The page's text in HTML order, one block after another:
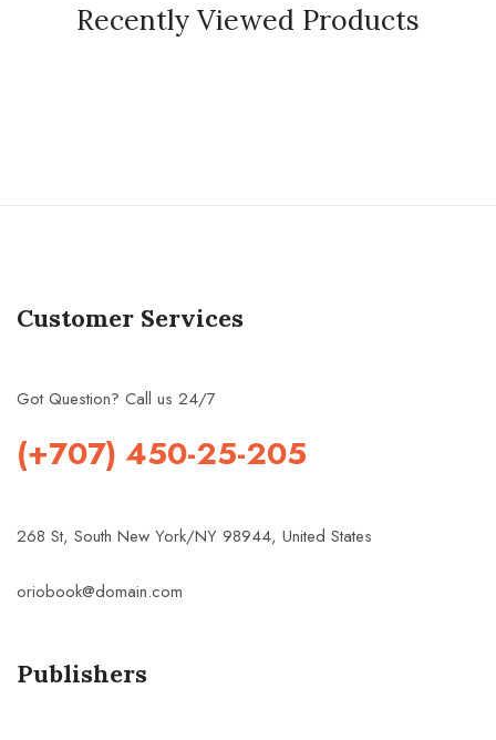
Recently Viewed Products
Customer Services
Got Question? Call us 24/7
(+707) 450-25-205
268 St, South New York/NY 98944, United States
oriobook@domain.com
Publishers